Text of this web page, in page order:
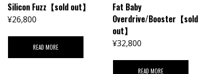
Silicon Fuzz【sold out】
¥26,800
READ MORE
Fat Baby
Overdrive/Booster【sold
out】
¥32,800
READ MORE